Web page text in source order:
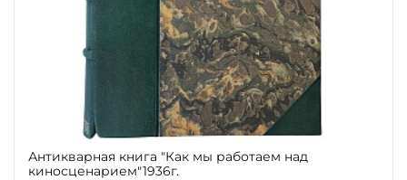
Антикварная книга "Как мы работаем над
киносценарием"1936г.